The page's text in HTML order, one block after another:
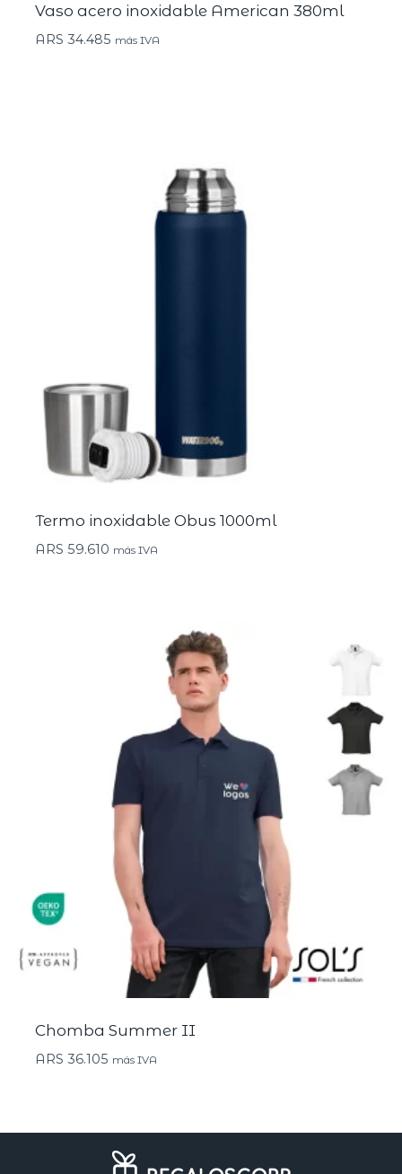
Vaso acero inoxidable American 380ml
ARS 34.485 más IVA
Termo inoxidable Obus 1000ml
ARS 59.610 más IVA
Chomba Summer II
ARS 36.105 más IVA